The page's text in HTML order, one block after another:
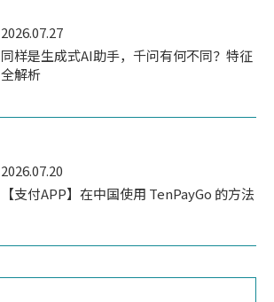
2026.07.27
同样是生成式AI助手，千问有何不同？特征
全解析
2026.07.20
【支付APP】在中国使用 TenPayGo 的方法